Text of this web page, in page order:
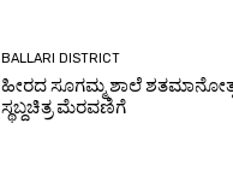
BALLARI DISTRICT
ಹೀರದ ಸೂಗಮ್ಮ ಶಾಲೆ
ಸ್ಥಬ್ದಚಿತ್ರ ಮೆರವಣಿಗೆ